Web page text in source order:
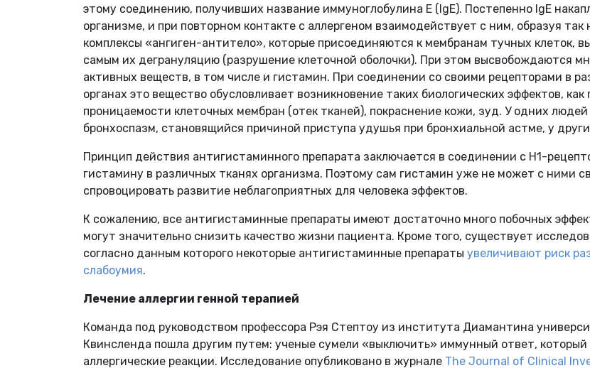
этому соединению, получивших название иммуноглобулина Е (IgE). Постепенно IgE
организме, и при повторном контакте с аллергеном взаимодействует с ним, образуя
комплексы «ангиген-антитело», которые присоединяются к мембранам тучных клеток,
самым их дегрануляцию (разрушение клеточной оболочки). При этом высвобождаются
активных веществ, в том числе и гистамин. При соединении со своими рецепторами в
органах это вещество обусловливает возникновение таких биологических эффектов,
проницаемости клеточных мембран (отек тканей), покраснение кожи, зуд. У одних людей
бронхоспазм, становящийся причиной приступа удушья при бронхиальной астме, у
Принцип действия антигистаминного препарата заключается в соединении с Н1-
гистамину в различных тканях организма. Поэтому сам гистамин уже не может с ними
спровоцировать развитие неблагоприятных для человека эффектов.
К сожалению, все антигистаминные препараты имеют достаточно много побочных
могут значительно снизить качество жизни пациента. Кроме того, существует
согласно данным которого некоторые антигистаминные препараты увеличивают риск
слабоумия.
Лечение аллергии генной терапией
Команда под руководством профессора Рэя Стептоу из института Диамантина
Квинсленда пошла другим путем: ученые сумели «выключить» иммунный ответ,
аллергические реакции. Исследование опубликовано в журнале The Journal of Clinical